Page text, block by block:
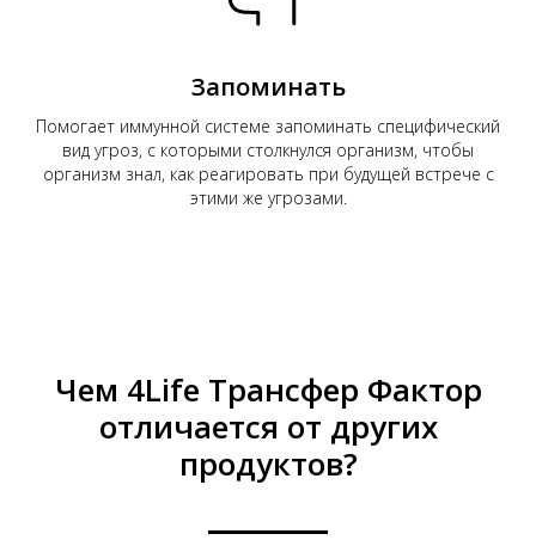
Запоминать
Помогает иммунной системе запоминать специфический
вид угроз, с которыми столкнулся организм, чтобы
организм знал, как реагировать при будущей встрече с
этими же угрозами.
Чем 4Life Трансфер Фактор
отличается от других
продуктов?